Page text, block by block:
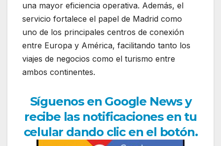
una mayor eficiencia operativa. Además, el
servicio fortalece el papel de Madrid como
uno de los principales centros de conexión
entre Europa y América, facilitando tanto los
viajes de negocios como el turismo entre
ambos continentes.
Síguenos en Google News y
recibe las notificaciones en tu
celular dando clic en el botón.